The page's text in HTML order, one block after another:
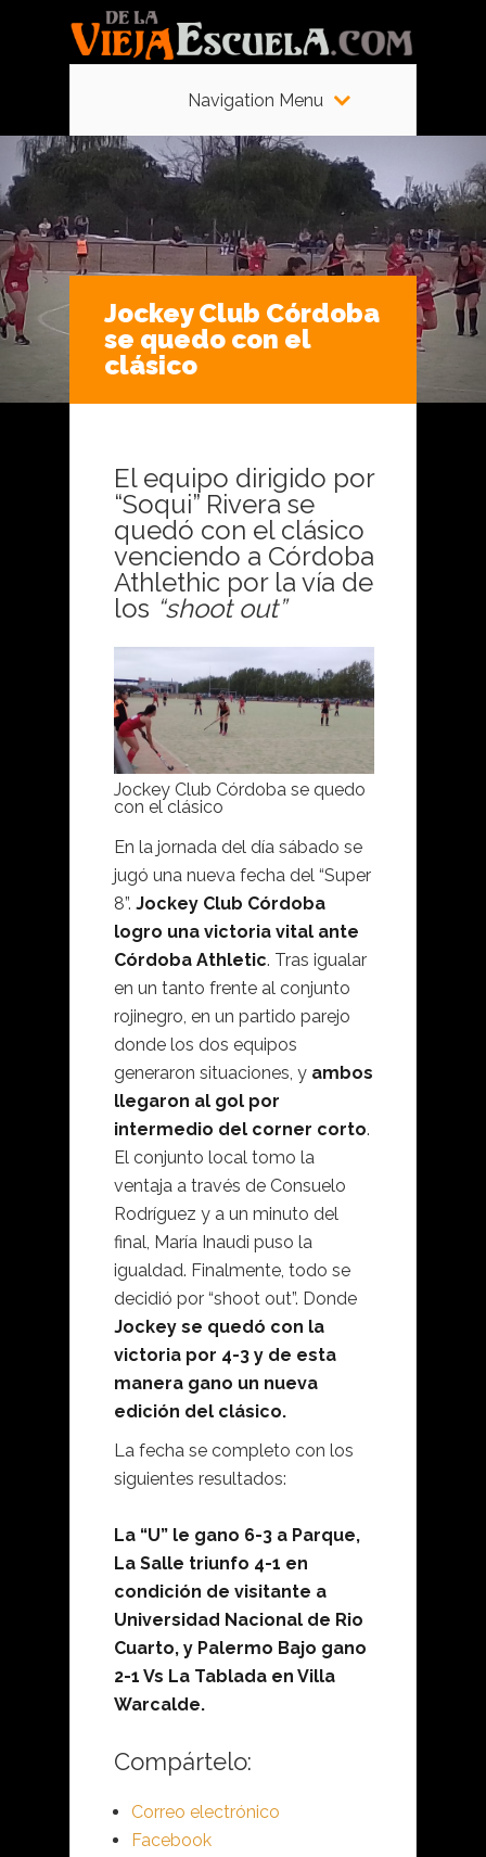
Navigation Menu
Jockey Club Córdoba
se quedo con el
clásico
El equipo dirigido por
“Soqui” Rivera se
quedó con el clásico
venciendo a Córdoba
Athlethic por la vía de
los “shoot out”
Jockey Club Córdoba se quedo
con el clásico
En la jornada del día sábado se
jugó una nueva fecha del “Super
8”. Jockey Club Córdoba
logro una victoria vital ante
Córdoba Athletic. Tras igualar
en un tanto frente al conjunto
rojinegro, en un partido parejo
donde los dos equipos
generaron situaciones, y ambos
llegaron al gol por
intermedio del corner corto.
El conjunto local tomo la
ventaja a través de Consuelo
Rodríguez y a un minuto del
final, María Inaudi puso la
igualdad. Finalmente, todo se
decidió por “shoot out”. Donde
Jockey se quedó con la
victoria por 4-3 y de esta
manera gano un nueva
edición del clásico.
La fecha se completo con los
siguientes resultados:
La “U” le gano 6-3 a Parque,
La Salle triunfo 4-1 en
condición de visitante a
Universidad Nacional de Rio
Cuarto, y Palermo Bajo gano
2-1 Vs La Tablada en Villa
Warcalde.
Compártelo:
Correo electrónico
Facebook